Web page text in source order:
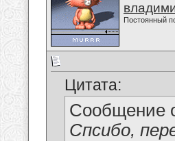
Постоянный
Цитата:
Сообщение
Спсибо,